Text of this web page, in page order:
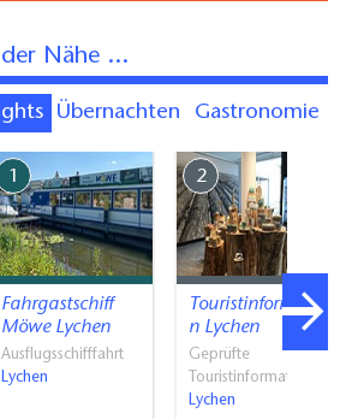
der Nähe ...
Übernachten Gastronomie
1
Fahrgastschiff
Möwe Lychen
Ausflugsschifffahrt
Lychen
2
Touristinformatio
n Lychen
Geprüfte
Touristinformati…
Lychen